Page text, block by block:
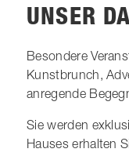
UNSER
Besondere
Kunstbrunch,
anregende
Sie werden
Hauses erhalten